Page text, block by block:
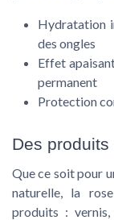
Hydratation
des ongles
Effet
permanent
Protection
Des
Que ce soit pour
naturelle, la
produits : vernis,